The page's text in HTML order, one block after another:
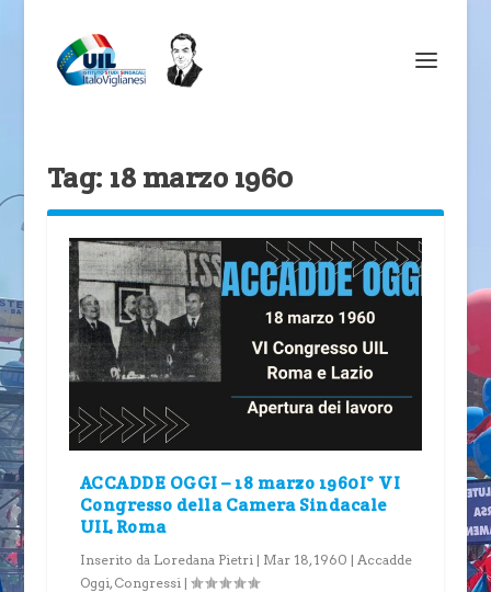
Tag: 18 marzo 1960
ACCADDE OGGI – 18 marzo 1960I° VI
Congresso della Camera Sindacale
UIL Roma
Inserito da Loredana Pietri | Mar 18, 1960 | Accadde
Oggi, Congressi |